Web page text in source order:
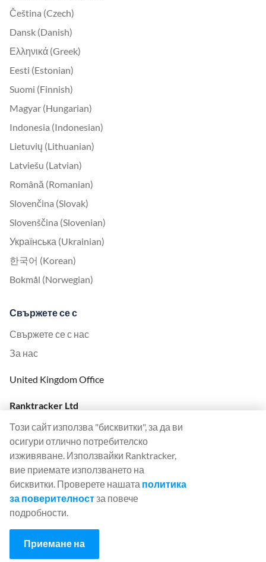
Čeština (Czech)
Dansk (Danish)
Ελληνικά (Greek)
Eesti (Estonian)
Suomi (Finnish)
Magyar (Hungarian)
Indonesia (Indonesian)
Lietuvių (Lithuanian)
Latviešu (Latvian)
Română (Romanian)
Slovenčina (Slovak)
Slovenščina (Slovenian)
Українська (Ukrainian)
한국어 (Korean)
Bokmål (Norwegian)
Свържете се с
Свържете се с нас
За нас
United Kingdom Office
Ranktracker Ltd
London, EC1R 5DF
Company No: 08820809
felix@ranktracker.com
2015 -
Този сайт използва "бисквитки", за да ви
осигури отлично потребителско
изживяване. Използвайки Ranktracker,
вие приемате използването на
бисквитки. Проверете нашата политика
за поверителностза повече
подробности.
Приемане на